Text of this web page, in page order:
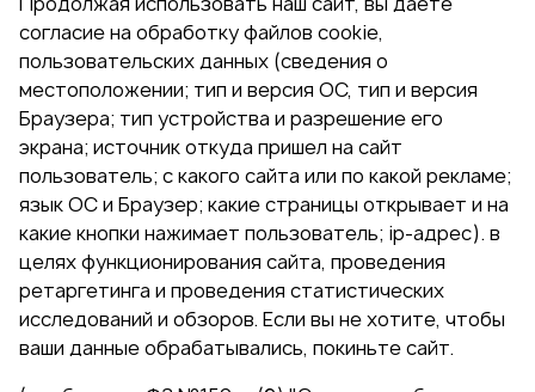
согласие на обработку файлов cookie,
пользовательских данных (сведения о
местоположении; тип и версия ОС, тип и версия
Браузера; тип устройства и разрешение его
экрана; источник откуда пришел на сайт
пользователь; с какого сайта или по какой рекламе;
язык ОС и Браузер; какие страницы открывает и на
какие кнопки нажимает пользователь; ip-адрес). в
целях функционирования сайта, проведения
ретаргетинга и проведения статистических
исследований и обзоров. Если вы не хотите, чтобы
ваши данные обрабатывались, покиньте сайт.